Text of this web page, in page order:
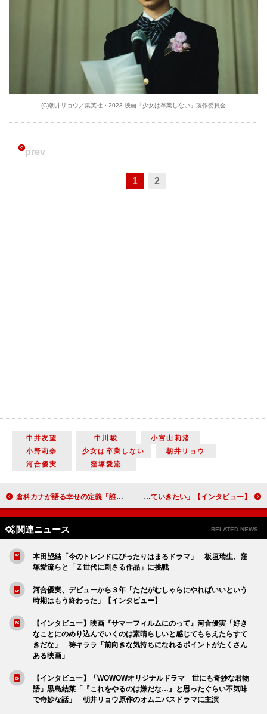
(C)朝井リョウ／集英社・2023 映画「少女は卒業しない」製作委員会
prev
1 2
中井友望 中川駿
小宮山莉渚
小野莉奈
少女は卒業しない
朝井リョウ
河合優実
窪塚愛流
倉科カナが語る幸せの定義「誰かに喜んでもらえることが一番の幸せ」 舞台「蜘蛛巣城」【インタビュー】 松井玲奈、念願の劇団☆新感線に出演「新しい扉を開いて世界を広げていきたい」【インタビュー】
関連ニュース RELATED NEWS
本田望結「今のトレンドにぴったりはまるドラマ」 板垣瑞生、窪
塚愛流らと「Ｚ世代に刺さる作品」に挑戦
河合優実、デビューから３年「ただがむしゃらにやればいいという
時期はもう終わった」【インタビュー】
【インタビュー】映画『サマーフィルムにのって』河合優実「好き
なことにのめり込んでいくのは素晴らしいと感じてもらえたらすて
きだな」 祷キララ「前向きな気持ちになれるポイントがたくさん
ある映画」
【インタビュー】「WOWOWオリジナルドラマ 世にも奇妙な君物
語」黒島結菜「『これをやるのは嫌だな…』と思ったぐらい不気味
で奇妙な話」 朝井リョウ原作のオムニバスドラマに主演